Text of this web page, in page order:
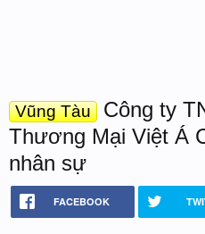
Vũng Tàu
Công ty
Thương Mại Việt Á
nhân sự
FACEBOOK